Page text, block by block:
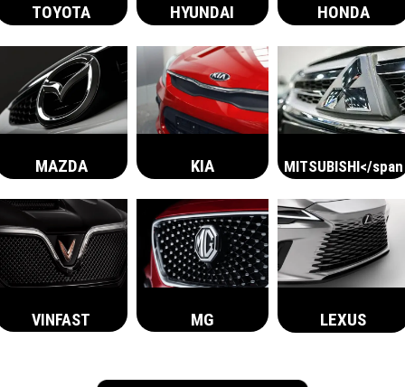
TOYOTA HYUNDAI HONDA
MAZDA KIA MITSUBISHI</span
VINFAST MG LEXUS